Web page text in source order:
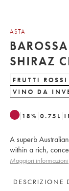
ASTA
FRUTTI ROSSI
VINO DA
18% 0.75 L
A superb
within a rich,
Maggiori informazioni
DESCRIZIONE